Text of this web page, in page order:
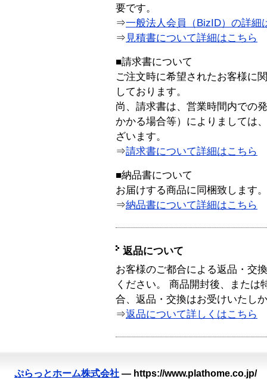
要です。
⇒一般法人会員（BizID）の詳細
⇒ 見積書について詳細はこちら
■請求書について
ご注文時に希望されたお客様に
しております。
尚、請求書は、営業時間内での
かかる場合等）によりましては
ざいます。
⇒請求書について詳細はこちら
■納品書について
お届けする商品に同梱致します。
⇒納品書について詳細はこちら
返品について
お客様のご都合による返品・交
ください。 商品開封後、または
合、返品・交換はお受けいたし
⇒返品について詳しくはこちら
ぷらっとホーム株式会社 — https://www.plathome.co.jp/